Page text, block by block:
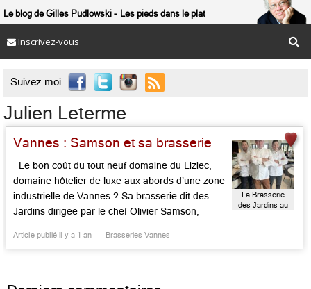
Le blog de Gilles Pudlowski Les pieds dans le plat
Inscrivez-vous
Suivez moi 
Julien Leterme
Vannes : Samson et sa brasserie
Le bon coût du tout neuf domaine du Liziec,
domaine hôtelier de luxe aux abords d’une zone
industrielle de Vannes ? Sa brasserie dit des
Jardins dirigée par le chef Olivier Samson,
Julien Leterme et, côté douceurs, par le
Article publié il y a 1 an Brasseries Vannes
La Brasserie
des Jardins au